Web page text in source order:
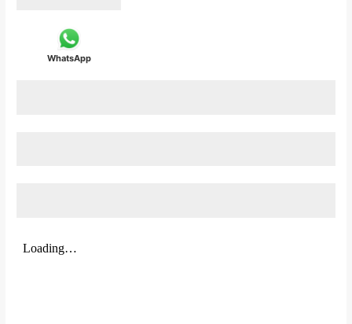
WhatsApp